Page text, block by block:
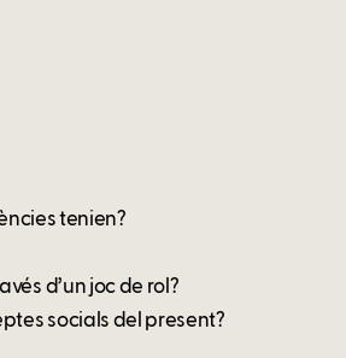
tenien?
d’un joc de rol?
socials del present?